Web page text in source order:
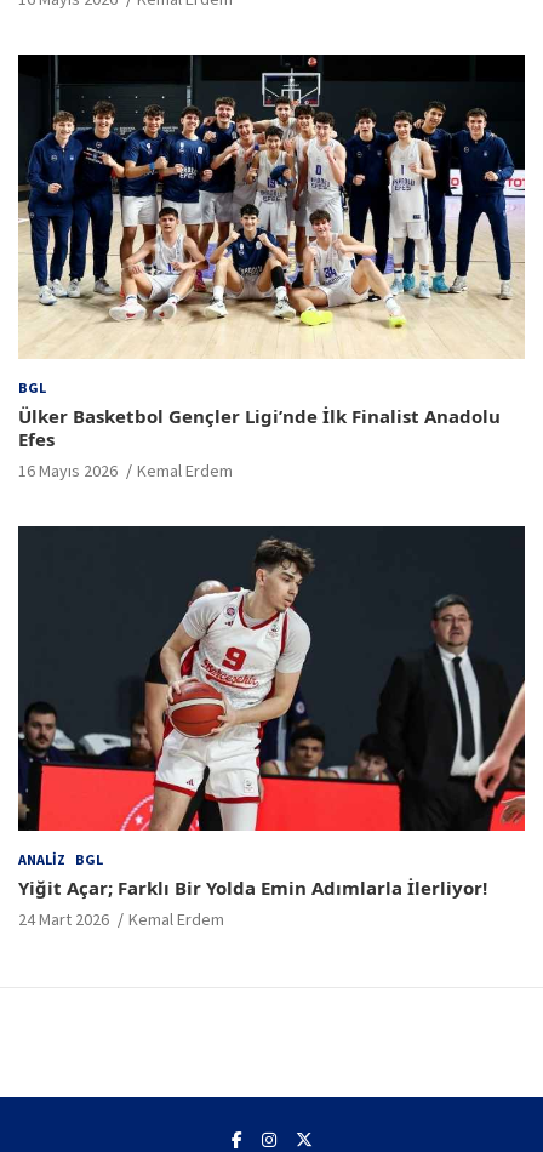
BGL
Ülker Basketbol Gençler Ligi’nde İlk Finalist Anadolu
Efes
16 Mayıs 2026 Kemal Erdem
ANALIZ BGL
Yiğit Açar; Farklı Bir Yolda Emin Adımlarla İlerliyor!
24 Mart 2026 Kemal Erdem